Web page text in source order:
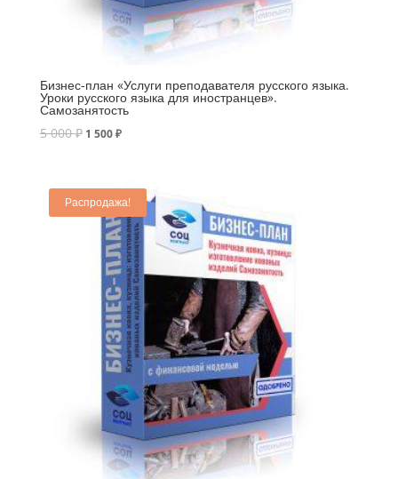
Бизнес-план «Услуги преподавателя русского языка.
Уроки русского языка для иностранцев».
Самозанятость
5 000₽ 1 500₽
Распродажа!